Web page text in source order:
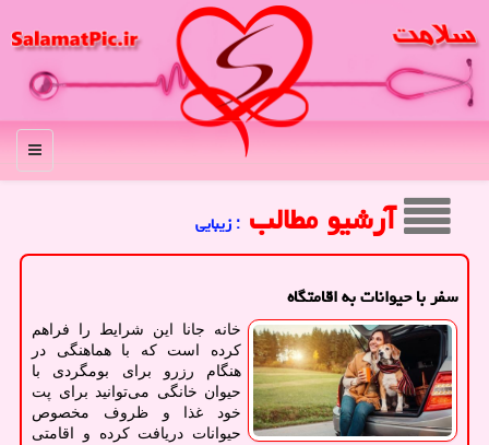
منو
آرشیو مطالب : زیبایی
سفر با حیوانات به اقامتگاه
خانه جانا این شرایط را فراهم
کرده است که با هماهنگی در
هنگام رزرو برای بومگردی با
حیوان خانگی می‌توانید برای پت
خود غذا و ظروف مخصوص
حیوانات دریافت کرده و اقامتی